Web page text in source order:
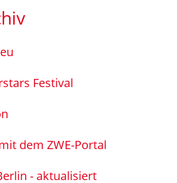
Festival
dem ZWE-Portal
- aktualisiert